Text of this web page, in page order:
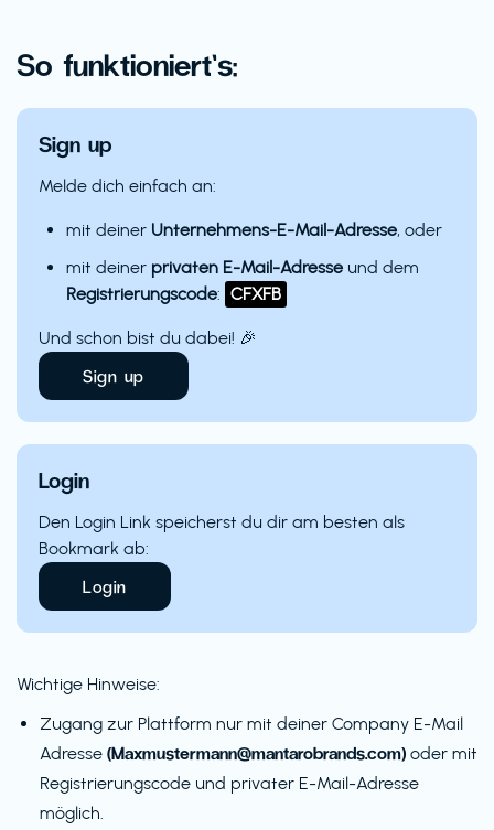
So funktioniert’s:
Sign up
Melde dich einfach an:
mit deiner Unternehmens-E-Mail-Adresse, oder
mit deiner privaten E-Mail-Adresse und dem
Registrierungscode: CFXFB
Und schon bist du dabei! 🎉
Sign up
Login
Den Login Link speicherst du dir am besten als
Bookmark ab:
Login
Wichtige Hinweise:
Zugang zur Plattform nur mit deiner Company E-Mail
Adresse (Maxmustermann@mantarobrands.com) oder mit
Registrierungscode und privater E-Mail-Adresse
möglich.